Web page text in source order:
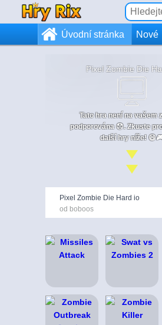
Úvodní stránka Nové
Pixel Zombie Die
Tato hra není na vašem
podporována 😞. Zkuste
další hry níže!
Pixel Zombie Die Hard io
od boboos